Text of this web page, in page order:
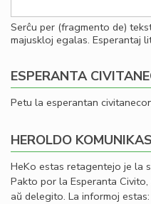
Serĉu per (fragmento de)
majuskloj egalas. Esperantaj
ESPERANTA
Petu la esperantan
HEROLDO
HeKo estas retagentejo je la
Pakto por la Esperanta
aŭ delegito. La informoj estas: